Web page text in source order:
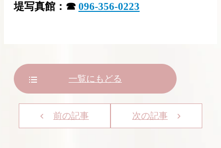
堤写真館：☎ 096-356-0223
一覧にもどる
前の記事 次の記事